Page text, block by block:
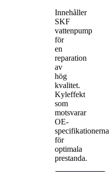
Innehåller
SKF
vattenpump
för
en
reparation
av
hög
kvalitet.
Kyleffekt
som
motsvarar
OE-
specifikationerna
för
optimala
prestanda.